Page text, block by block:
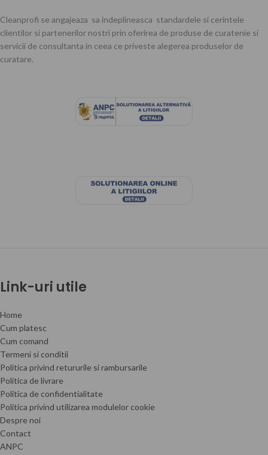
Cleanprofi se angajeaza sa indeplineasca standardele si cerintele
clientilor si partenerilor nostri prin oferirea de produse de curatenie si
servicii de consultanta in ceea ce priveste alegerea produselor de
curatare.
Link-uri utile
Home
Cum platesc
Cum comand
Termeni si conditii
Politica privind retururile si rambursarile
Politica de livrare
Politica de confidentialitate
Politica privind utilizarea modulelor cookie
Despre noi
Contact
ANPC